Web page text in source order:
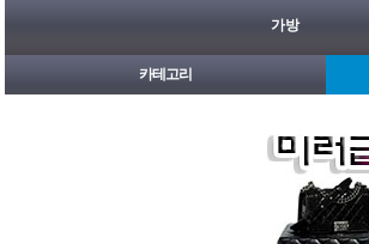
가방
카테고리